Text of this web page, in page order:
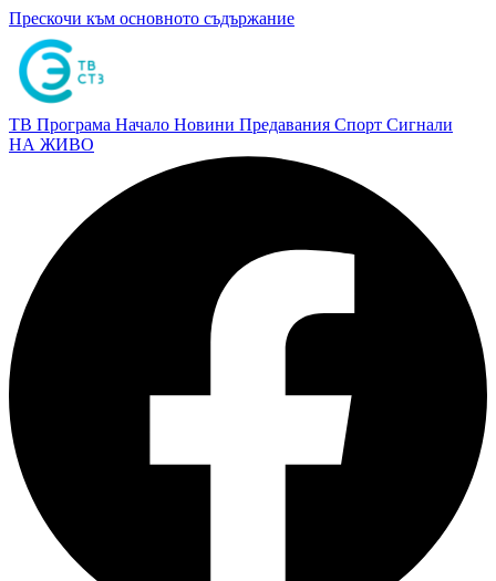
Прескочи към основното съдържание
ТВ Програма Начало Новини Предавания Спорт Сигнали
НА ЖИВО